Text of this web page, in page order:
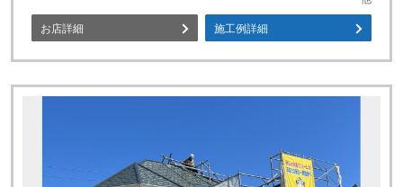
お店詳細 施工例詳細